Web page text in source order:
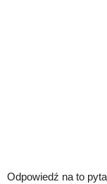
Odpowiedź na to